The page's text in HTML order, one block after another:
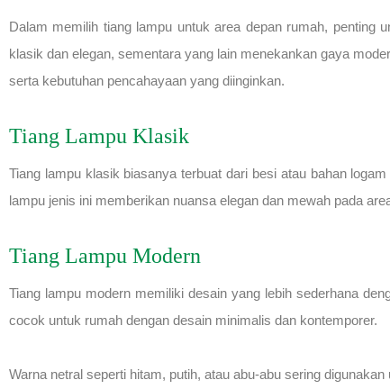
Dalam memilih tiang lampu untuk area depan rumah, penting
klasik dan elegan, sementara yang lain menekankan gaya
serta kebutuhan pencahayaan yang diinginkan.
Tiang Lampu Klasik
Tiang lampu klasik biasanya terbuat dari besi atau bahan
lampu jenis ini memberikan nuansa elegan dan mewah pada
Tiang Lampu Modern
Tiang lampu modern memiliki desain yang lebih sederhana
cocok untuk rumah dengan desain minimalis dan kontemporer.
Warna netral seperti hitam, putih, atau abu-abu sering